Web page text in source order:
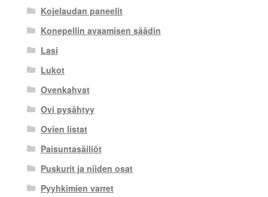
Kojelaudan paneelit
Konepellin avaamisen säädin
Lasi
Lukot
Ovenkahvat
Ovi pysähtyy
Ovien listat
Paisuntasäiliöt
Puskurit ja niiden osat
Pyyhkimien varret